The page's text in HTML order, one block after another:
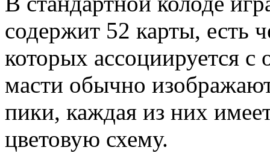
содержит 52 карты, есть
которых ассоциируется
масти обычно
пики, каждая из них
цветовую схему.